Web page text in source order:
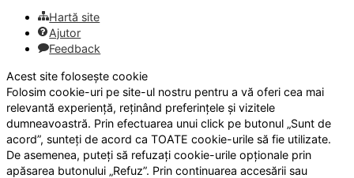
Hartă site
Ajutor
Feedback
Acest site folosește cookie
Folosim cookie-uri pe site-ul nostru pentru a vă oferi cea mai
relevantă experiență, reținând preferințele și vizitele
dumneavoastră. Prin efectuarea unui click pe butonul „Sunt de
acord”, sunteți de acord ca TOATE cookie-urile să fie utilizate.
De asemenea, puteți să refuzați cookie-urile opționale prin
apăsarea butonului „Refuz”. Prin continuarea accesării sau